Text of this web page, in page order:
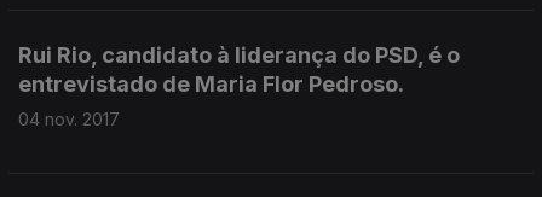
Rui Rio, candidato à liderança do PSD, é o
entrevistado de Maria Flor Pedroso.
04 nov. 2017